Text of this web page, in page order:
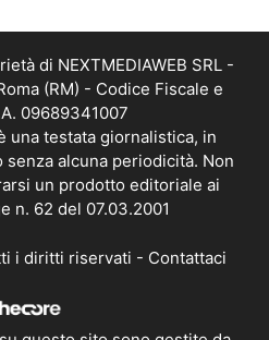
di NEXTMEDIAWEB SRL -
(RM) - Codice Fiscale e
09689341007
una testata giornalistica, in
alcuna periodicità. Non
un prodotto editoriale ai
n. 62 del 07.03.2001
i diritti riservati - Contattaci